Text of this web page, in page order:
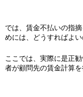
では、賃金不払いの指
めには、どうすればよい
ここでは、実際に是正
者が顧問先の賃金計算